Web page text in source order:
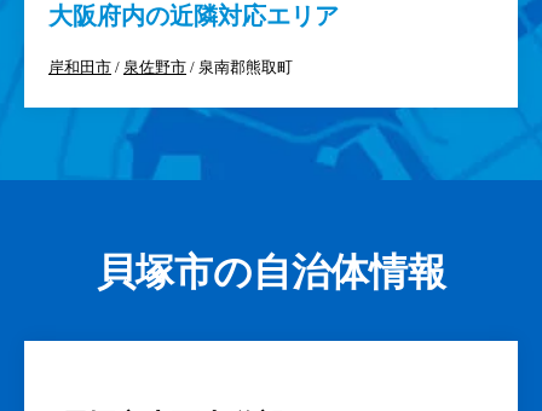
大阪府内の近隣対応エリア
岸和田市 / 泉佐野市 / 泉南郡熊取町
貝塚市の自治体情報